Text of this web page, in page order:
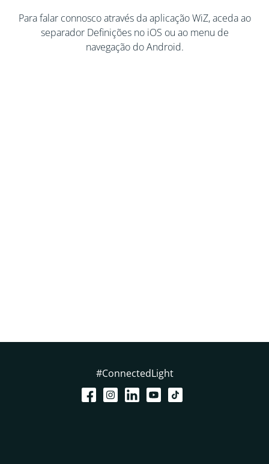
Para falar connosco através da aplicação WiZ, aceda ao
separador Definições no iOS ou ao menu de
navegação do Android.
#ConnectedLight